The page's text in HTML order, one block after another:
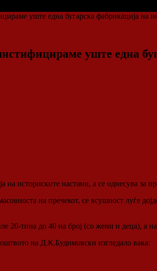
уште една бугарска фабрикација на
уште една
историските настани, а се однесува за
на пречекот, се всушност луѓе
20-тина до 40 на број (со жени и деца), а
на Д.К.Будимовски изгледало вака: